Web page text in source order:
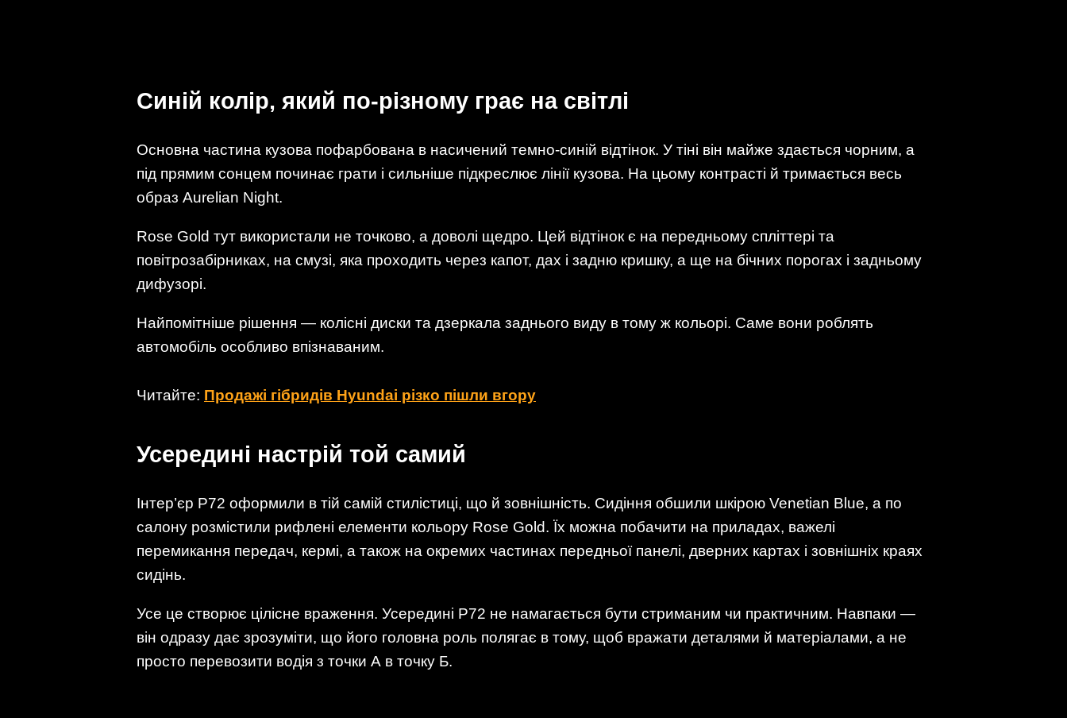
Синій колір, який по-різному грає на світлі
Основна частина кузова пофарбована в насичений темно-синій відтінок. У тіні він майже здається чорним, а
під прямим сонцем починає грати і сильніше підкреслює лінії кузова. На цьому контрасті й тримається весь
образ Aurelian Night.
Rose Gold тут використали не точково, а доволі щедро. Цей відтінок є на передньому спліттері та
повітрозабірниках, на смузі, яка проходить через капот, дах і задню кришку, а ще на бічних порогах і задньому
дифузорі.
Найпомітніше рішення — колісні диски та дзеркала заднього виду в тому ж кольорі. Саме вони роблять
автомобіль особливо впізнаваним.
Читайте: Продажі гібридів Hyundai різко пішли вгору
Усередині настрій той самий
Інтер’єр P72 оформили в тій самій стилістиці, що й зовнішність. Сидіння обшили шкірою Venetian Blue, а по
салону розмістили рифлені елементи кольору Rose Gold. Їх можна побачити на приладах, важелі
перемикання передач, кермі, а також на окремих частинах передньої панелі, дверних картах і зовнішніх краях
сидінь.
Усе це створює цілісне враження. Усередині P72 не намагається бути стриманим чи практичним. Навпаки —
він одразу дає зрозуміти, що його головна роль полягає в тому, щоб вражати деталями й матеріалами, а не
просто перевозити водія з точки А в точку Б.